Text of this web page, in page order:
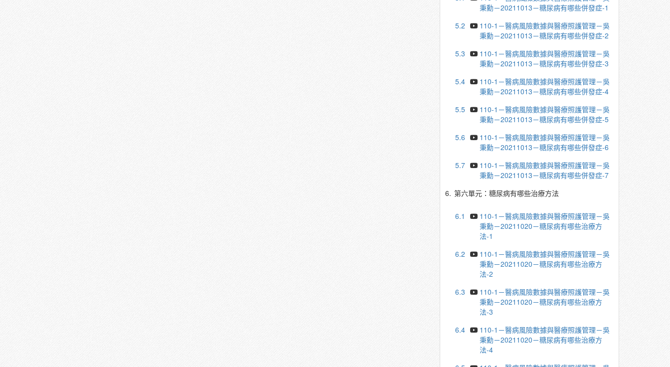
秉勳－20211013－糖尿病有哪些併發症-1
5.2
110-1－醫病風險數據與醫療照護管理－吳
秉勳－20211013－糖尿病有哪些併發症-2
5.3
110-1－醫病風險數據與醫療照護管理－吳
秉勳－20211013－糖尿病有哪些併發症-3
5.4
110-1－醫病風險數據與醫療照護管理－吳
秉勳－20211013－糖尿病有哪些併發症-4
5.5
110-1－醫病風險數據與醫療照護管理－吳
秉勳－20211013－糖尿病有哪些併發症-5
5.6
110-1－醫病風險數據與醫療照護管理－吳
秉勳－20211013－糖尿病有哪些併發症-6
5.7
110-1－醫病風險數據與醫療照護管理－吳
秉勳－20211013－糖尿病有哪些併發症-7
6. 第六單元：糖尿病有哪些治療方法
6.1
110-1－醫病風險數據與醫療照護管理－吳
秉勳－20211020－糖尿病有哪些治療方
法-1
6.2
110-1－醫病風險數據與醫療照護管理－吳
秉勳－20211020－糖尿病有哪些治療方
法-2
6.3
110-1－醫病風險數據與醫療照護管理－吳
秉勳－20211020－糖尿病有哪些治療方
法-3
6.4
110-1－醫病風險數據與醫療照護管理－吳
秉勳－20211020－糖尿病有哪些治療方
法-4